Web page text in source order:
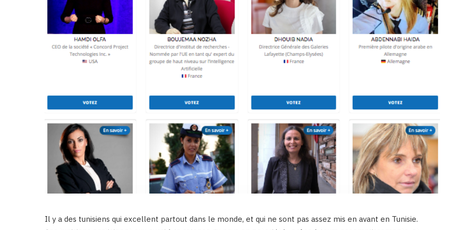
Il y a des tunisiens qui excellent partout dans le monde, et qui ne sont pas assez mis en avant en Tunisie.